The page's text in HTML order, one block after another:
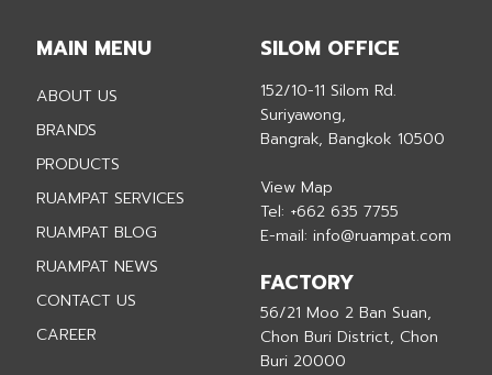
MAIN MENU
ABOUT US
BRANDS
PRODUCTS
RUAMPAT SERVICES
RUAMPAT BLOG
RUAMPAT NEWS
CONTACT US
CAREER
SILOM OFFICE
152/10-11 Silom Rd.
Suriyawong,
Bangrak, Bangkok 10500
View Map
Tel: +662 635 7755
E-mail:info@ruampat.com
FACTORY
56/21 Moo 2 Ban Suan,
Chon Buri District, Chon
Buri 20000